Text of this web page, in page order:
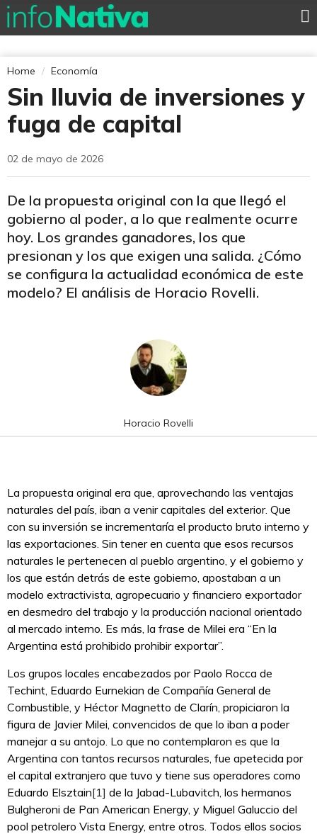
Home Economía
Sin lluvia de inversiones y
fuga de capital
02 de mayo de 2026
De la propuesta original con la que llegó el
gobierno al poder, a lo que realmente ocurre
hoy. Los grandes ganadores, los que
presionan y los que exigen una salida. ¿Cómo
se configura la actualidad económica de este
modelo? El análisis de Horacio Rovelli.
Horacio Rovelli
La propuesta original era que, aprovechando las ventajas
naturales del país, iban a venir capitales del exterior. Que
con su inversión se incrementaría el producto bruto interno y
las exportaciones. Sin tener en cuenta que esos recursos
naturales le pertenecen al pueblo argentino, y el gobierno y
los que están detrás de este gobierno, apostaban a un
modelo extractivista, agropecuario y financiero exportador
en desmedro del trabajo y la producción nacional orientado
al mercado interno. Es más, la frase de Milei era “En la
Argentina está prohibido prohibir exportar”.
Los grupos locales encabezados por Paolo Rocca de
Techint, Eduardo Eurnekian de Compañía General de
Combustible, y Héctor Magnetto de Clarín, propiciaron la
figura de Javier Milei, convencidos de que lo iban a poder
manejar a su antojo. Lo que no contemplaron es que la
Argentina con tantos recursos naturales, fue apetecida por
el capital extranjero que tuvo y tiene sus operadores como
Eduardo Elsztain[1] de la Jabad-Lubavitch, los hermanos
Bulgheroni de Pan American Energy, y Miguel Galuccio del
pool petrolero Vista Energy, entre otros. Todos ellos socios